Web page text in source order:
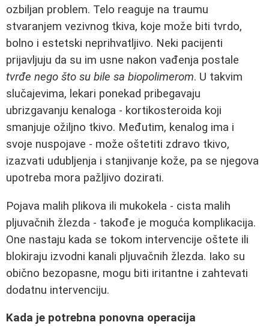
ozbiljan problem. Telo reaguje na traumu
stvaranjem vezivnog tkiva, koje može biti tvrdo,
bolno i estetski neprihvatljivo. Neki pacijenti
prijavljuju da su im usne nakon vađenja postale
tvrđe nego što su bile sa biopolimerom. U takvim
slučajevima, lekari ponekad pribegavaju
ubrizgavanju kenaloga - kortikosteroida koji
smanjuje ožiljno tkivo. Međutim, kenalog ima i
svoje nuspojave - može oštetiti zdravo tkivo,
izazvati udubljenja i stanjivanje kože, pa se njegova
upotreba mora pažljivo dozirati.
Pojava malih plikova ili mukokela - cista malih
pljuvačnih žlezda - takođe je moguća komplikacija.
One nastaju kada se tokom intervencije oštete ili
blokiraju izvodni kanali pljuvačnih žlezda. Iako su
obično bezopasne, mogu biti iritantne i zahtevati
dodatnu intervenciju.
Kada je potrebna ponovna operacija